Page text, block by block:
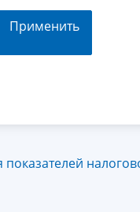
Применить